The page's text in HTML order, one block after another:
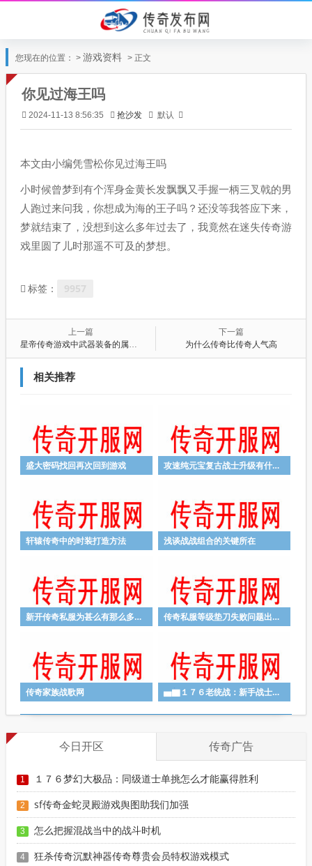
您现在的位置： > 游戏资料 > 正文
你见过海王吗
2024-11-13 8:56:35 抢沙发 默认
本文由小编凭雪松你见过海王吗
小时候曾梦到有个浑身金黄长发飘飘又手握一柄三叉戟的男
人跑过来问我，你想成为海的王子吗？还没等我答应下来，
梦就结束了，没想到这么多年过去了，我竟然在迷失传奇游
戏里圆了儿时那遥不可及的梦想。
标签：
上一篇
星帝传奇游戏中武器装备的属性设定
下一篇
为什么传奇比传奇人气高
相关推荐
盛大密码找回再次回到游戏 攻速纯元宝复古战士升级有什么实用方法
轩辕传奇中的时装打造方法 浅谈战战组合的关键所在
新开传奇私服为甚么有那么多玩家都想参加行会 传奇私服等级垫刀失败问题出现在哪里呢？
传奇家族战歌网 ▅▇１７６老统战：新手战士如何击杀BOSS
今日开区 传奇广告
1 １７６梦幻大极品：同级道士单挑怎么才能赢得胜利
2 sf传奇金蛇灵殿游戏舆图助我们加强
3 怎么把握混战当中的战斗时机
4 狂杀传奇沉默神器传奇尊贵会员特权游戏模式